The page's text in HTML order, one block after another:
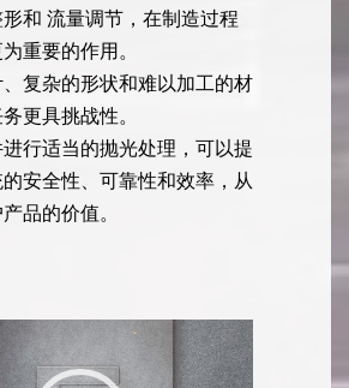
属部件的去毛刺、抛光、
和 流量调节，在制造过程
重要的作用。
复杂的形状和难以加工的材
更具挑战性。
行适当的抛光处理，可以提
安全性、可靠性和效率，从